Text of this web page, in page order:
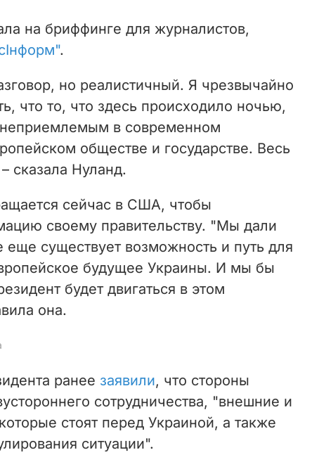
d
e
o
на бриффинге для журналистов,
.
но реалистичный. Я чрезвычайно
что то, что здесь происходило ночью,
неприемлемым в современном
обществе и государстве. Весь
сказала Нуланд.
сейчас в США, чтобы
своему правительству. "Мы дали
еще существует возможность и путь для
будущее Украины. И мы бы
будет двигаться в этом
она.
ранее заявили, что стороны
сотрудничества, "внешние и
стоят перед Украиной, а также
ситуации".